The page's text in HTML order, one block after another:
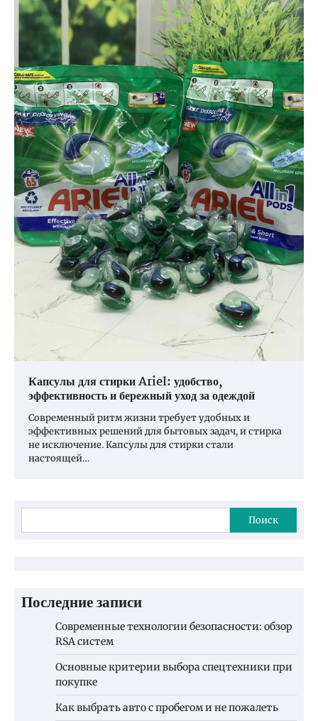
Капсулы для стирки Ariel: удобство,
эффективность и бережный уход за одеждой
Современный ритм жизни требует удобных и
эффективных решений для бытовых задач, и стирка
не исключение. Капсулы для стирки стали
настоящей…
Поиск
Последние записи
Современные технологии безопасности: обзор
RSA систем
Основные критерии выбора спецтехники при
покупке
Как выбрать авто с пробегом и не пожалеть